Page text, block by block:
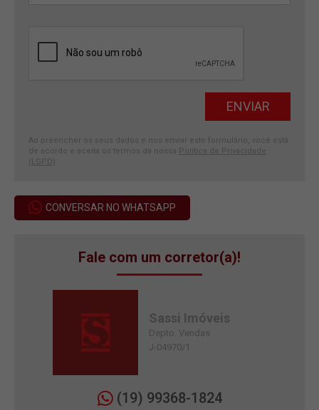
Ao preencher os seus dados e nos enviar este formulário, você está
de acordo e aceita os termos da nossa Política de Privacidade
(LGPD)
CONVERSAR NO WHATSAPP
Fale com um corretor(a)!
Sassi Imóveis
Depto. Vendas
J-04970/1
(19) 99368-1824